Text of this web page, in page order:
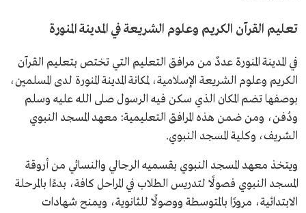
تعليم القرآن الكريم وعلوم الشريعة في المدينة المنورة
في المدينة المنورة عددٌ من مرافق التعليم التي تختص بتعليم القرآن
الكريم وعلوم الشريعة الإسلامية، لمكانة المدينة المنورة لدى المسلمين،
بوصفها تضم المكان الذي سكن فيه الرسول صلى الله عليه وسلم
ودُفن، ومن ضمن هذه المرافق التعليمية: معهد المسجد النبوي
الشريف، وكلية المسجد النبوي.
ويتخذ معهد المسجد النبوي بقسميه الرجالي والنسائي من أروقة
المسجد النبوي فصولًا لتدريس الطلاب في المراحل كافة، بدءًا بالمرحلة
الابتدائية، مرورًا بالمتوسطة ووصولًا للثانوية، ويمنح شهادات